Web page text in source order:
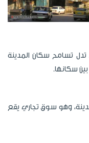
تدل تسامح سكان المدينة
سكانها.
وهو سوق تجاري يقع